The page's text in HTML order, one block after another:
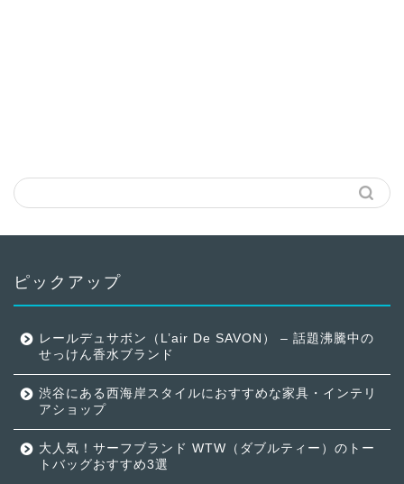
ピックアップ
レールデュサボン（L’air De SAVON） – 話題沸騰中の
せっけん香水ブランド
渋谷にある西海岸スタイルにおすすめな家具・インテリ
アショップ
大人気！サーフブランド WTW（ダブルティー）のトー
トバッグおすすめ3選